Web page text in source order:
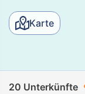
Karte
20 Unterkünfte